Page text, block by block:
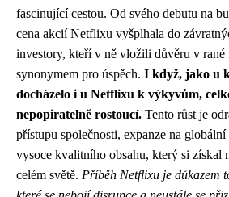
fascinující cestou. Od svého debutu na
cena akcií Netflixu vyšplhala do
investory, kteří v ně vložili důvěru v rané
synonymem pro úspěch. I když, jako u
docházelo i u Netflixu k výkyvům,
nepopiratelně rostoucí. Tento růst je
přístupu společnosti, expanze na
vysoce kvalitního obsahu, který si získal
celém světě. Příběh Netflixu je důkazem